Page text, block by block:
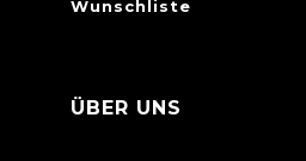
Wunschliste
ÜBER UNS